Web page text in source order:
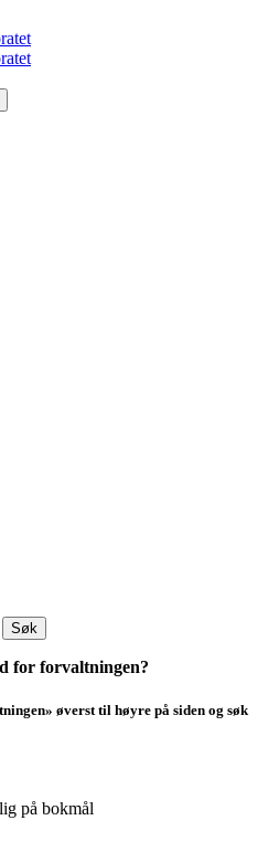
Søk
for forvaltningen?
øverst til høyre på siden og søk
på bokmål